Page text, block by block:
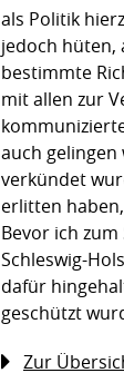
als Politik
jedoch hüten,
bestimmte
mit allen zur
auch
verkündet
erlitten
Bevor ich
Schleswig-
dafür
geschützt
Zur